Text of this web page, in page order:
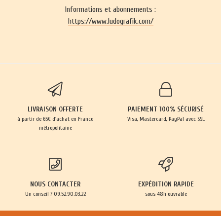
Informations et abonnements :
https://www.ludografik.com/
LIVRAISON OFFERTE
à partir de 65€ d'achat en France
métropolitaine
PAIEMENT 100% SÉCURISÉ
Visa, Mastercard, PayPal avec SSL
NOUS CONTACTER
Un conseil ? 09.52.90.03.22
EXPÉDITION RAPIDE
sous 48h ouvrable